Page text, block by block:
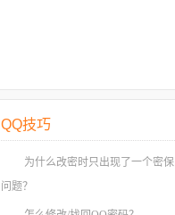
QQ技巧
为什么改密时只出现了一个密保
问题？